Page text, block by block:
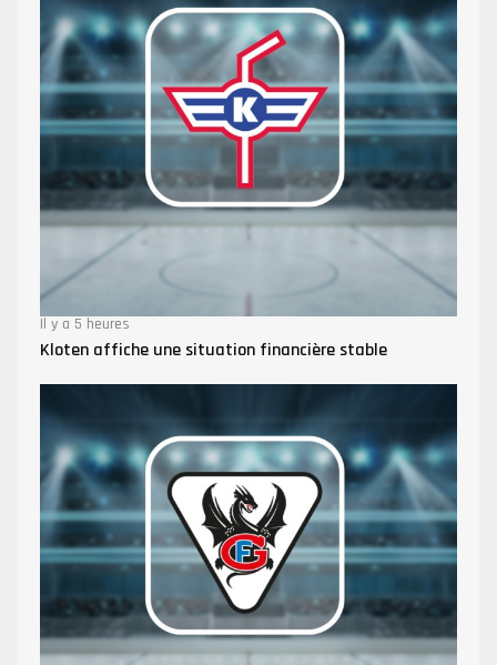
Il y a 5 heures
Kloten affiche une situation financière stable